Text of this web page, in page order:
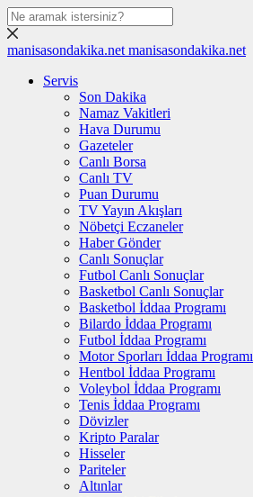
manisasondakika.net manisasondakika.net
Servis
Son Dakika
Namaz Vakitleri
Hava Durumu
Gazeteler
Canlı Borsa
Canlı TV
Puan Durumu
TV Yayın Akışları
Nöbetçi Eczaneler
Haber Gönder
Canlı Sonuçlar
Futbol Canlı Sonuçlar
Basketbol Canlı Sonuçlar
Basketbol İddaa Programı
Bilardo İddaa Programı
Futbol İddaa Programı
Motor Sporları İddaa Programı
Hentbol İddaa Programı
Voleybol İddaa Programı
Tenis İddaa Programı
Dövizler
Kripto Paralar
Hisseler
Pariteler
Altınlar